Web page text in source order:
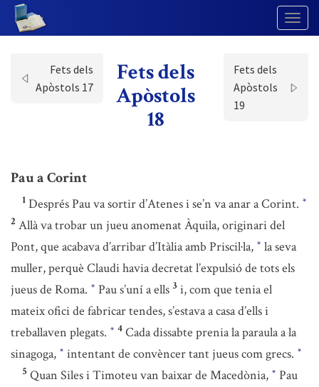
Fets dels
Apòstols 17
Fets dels
Apòstols
18
Fets dels
Apòstols
19
Pau a Corint
1 Després Pau va sortir d’Atenes i se’n va anar a Corint. *
2 Allà va trobar un jueu anomenat Àquila, originari del
Pont, que acabava d’arribar d’Itàlia amb Priscil·la, * la seva
muller, perquè Claudi havia decretat l’expulsió de tots els
jueus de Roma. * Pau s’uní a ells 3 i, com que tenia el
mateix ofici de fabricar tendes, s’estava a casa d’ells i
treballaven plegats. * 4 Cada dissabte prenia la paraula a la
sinagoga, * intentant de convèncer tant jueus com grecs. *
5 Quan Siles i Timoteu van baixar de Macedònia, * Pau